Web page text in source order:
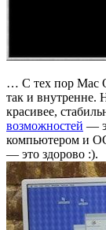
… С тех пор Mac
так и внутренне.
красивее,
возможностей —
компьютером и
— это здорово :).